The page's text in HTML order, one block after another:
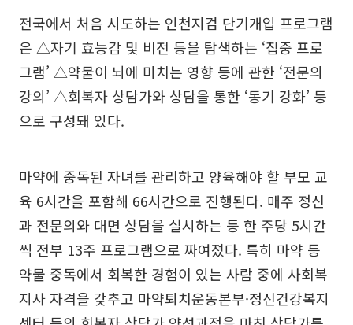
전국에서 처음 시도하는 인천지검 단기개입 프로그램
은 △자기 효능감 및 비전 등을 탐색하는 ‘집중 프로
그램’ △약물이 뇌에 미치는 영향 등에 관한 ‘전문의
강의’ △회복자 상담가와 상담을 통한 ‘동기 강화’ 등
으로 구성돼 있다.
마약에 중독된 자녀를 관리하고 양육해야 할 부모 교
육 6시간을 포함해 66시간으로 진행된다. 매주 정신
과 전문의와 대면 상담을 실시하는 등 한 주당 5시간
씩 전부 13주 프로그램으로 짜여졌다. 특히 마약 등
약물 중독에서 회복한 경험이 있는 사람 중에 사회복
지사 자격을 갖추고 마약퇴치운동본부·정신건강복지